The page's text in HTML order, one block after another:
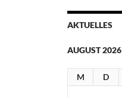
AKTUELLES
AUGUST 2026
M D